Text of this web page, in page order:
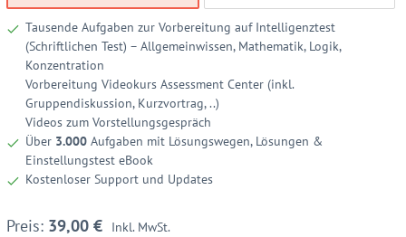
Tausende Aufgaben zur Vorbereitung auf Intelligenztest
(Schriftlichen Test) – Allgemeinwissen, Mathematik, Logik,
Konzentration
Vorbereitung Videokurs Assessment Center (inkl.
Gruppendiskussion, Kurzvortrag, ..)
Videos zum Vorstellungsgespräch
Über 3.000 Aufgaben mit Lösungswegen, Lösungen &
Einstellungstest eBook
Kostenloser Support und Updates
39,00 € Inkl. MwSt.